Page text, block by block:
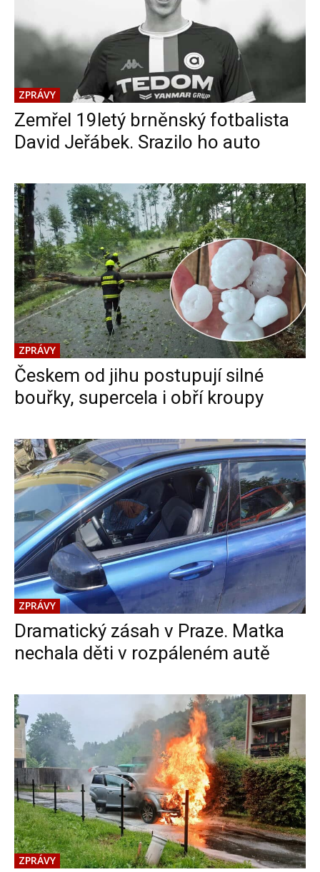
ZPRÁVY
Zemřel 19letý brněnský fotbalista
David Jeřábek. Srazilo ho auto
ZPRÁVY
Českem od jihu postupují silné
bouřky, supercela i obří kroupy
ZPRÁVY
Dramatický zásah v Praze. Matka
nechala děti v rozpáleném autě
ZPRÁVY